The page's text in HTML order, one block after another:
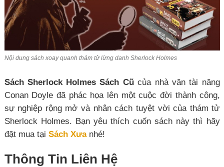
Nội dung sách xoay quanh thám tử lừng danh Sherlock Holmes
Sách Sherlock Holmes Sách Cũcủa nhà văn tài năng
Conan Doyle đã phác họa lên một cuộc đời thành công,
sự nghiệp rộng mở và nhân cách tuyệt vời của thám tử
Sherlock Holmes. Bạn yêu thích cuốn sách này thì hãy
đặt mua tại Sách Xưa nhé!
Thông Tin Liên Hệ